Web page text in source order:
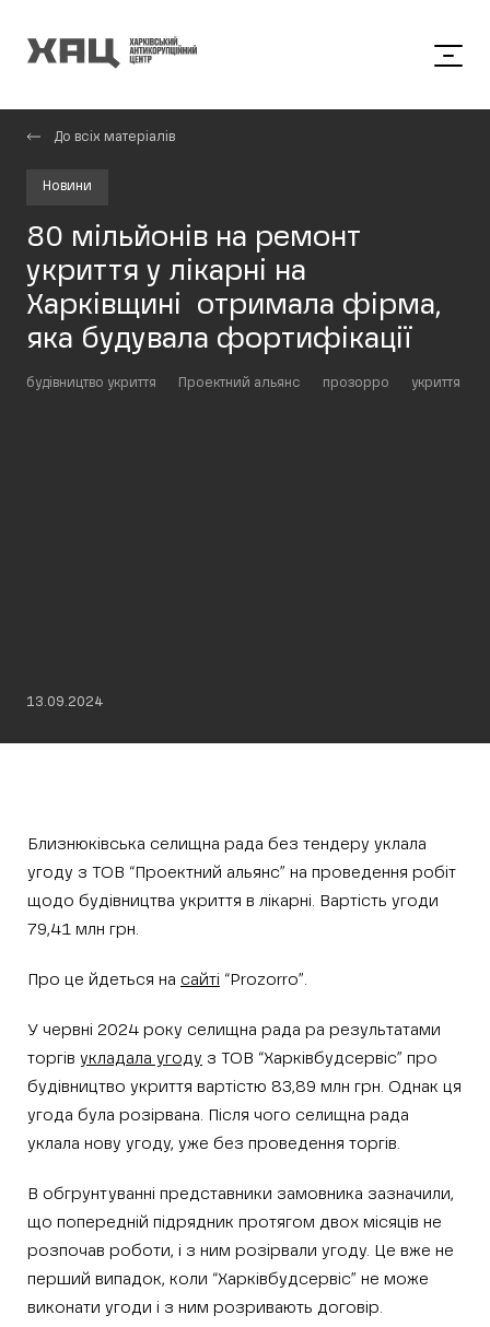
До всіх матеріалів
Новини
80 мільйонів на ремонт
укриття у лікарні на
Харківщині отримала фірма,
яка будувала фортифікації
будівництво укриття Проектний альянс прозорро укриття
13.09.2024
Близнюківська селищна рада без тендеру уклала
угоду з ТОВ “Проектний альянс” на проведення робіт
щодо будівництва укриття в лікарні. Вартість угоди
79,41 млн грн.
Про це йдеться на сайті “Prozorro”.
У червні 2024 року селищна рада pа результатами
торгів укладала угоду з ТОВ “Харківбудсервіс” про
будівництво укриття вартістю 83,89 млн грн. Однак ця
угода була розірвана. Після чого селищна рада
уклала нову угоду, уже без проведення торгів.
В обгрунтуванні представники замовника зазначили,
що попередній підрядник протягом двох місяців не
розпочав роботи, і з ним розірвали угоду. Це вже не
перший випадок, коли “Харківбудсервіс” не може
виконати угоди і з ним розривають договір.